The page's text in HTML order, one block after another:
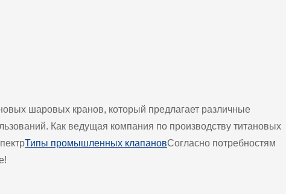
шаровых кранов, который предлагает различные
Как ведущая компания по производству титановых
Типы промышленных клапановСогласно потребностям